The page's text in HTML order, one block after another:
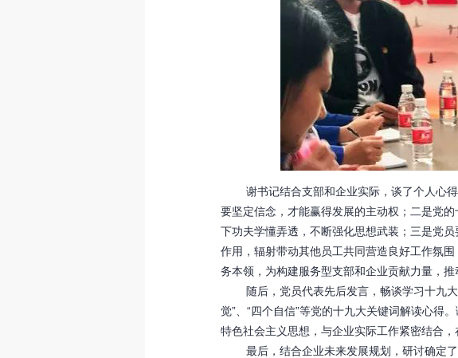
谢书记结合支部和企业实际，谈了个人心得
要坚定信念，才能赢得发展的主动权；二是党
下功夫学懂弄透，不断强化思想武装；三是党
作用，辐射带动其他员工共同营造良好工作氛
务本领，为构建服务型支部和企业贡献力量，推
随后，党员代表先后发言，畅谈学习十九大
觉”、“四个自信”等党的十九大关键词解读心得
特色社会主义思想，与企业实际工作紧密结合，
最后，结合企业未来发展规划，研讨确定了